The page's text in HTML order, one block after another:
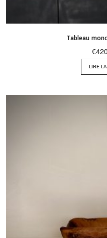
Tableau
€
LIRE